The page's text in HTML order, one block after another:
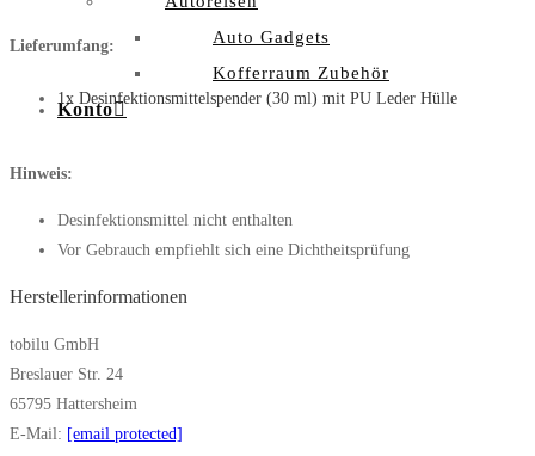
Auto Gadgets
Kofferraum Zubehör
Konto
Lieferumfang:
1x Desinfektionsmittelspender (30 ml) mit PU Leder Hülle
Hinweis:
Desinfektionsmittel nicht enthalten
Vor Gebrauch empfiehlt sich eine Dichtheitsprüfung
Herstellerinformationen
tobilu GmbH
Breslauer Str. 24
65795 Hattersheim
E-Mail: [email protected]